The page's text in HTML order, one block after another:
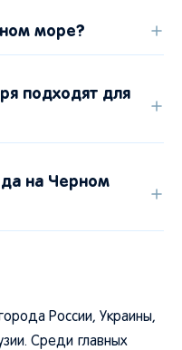
море?
подходят для
на Черном
России, Украины,
Среди главных